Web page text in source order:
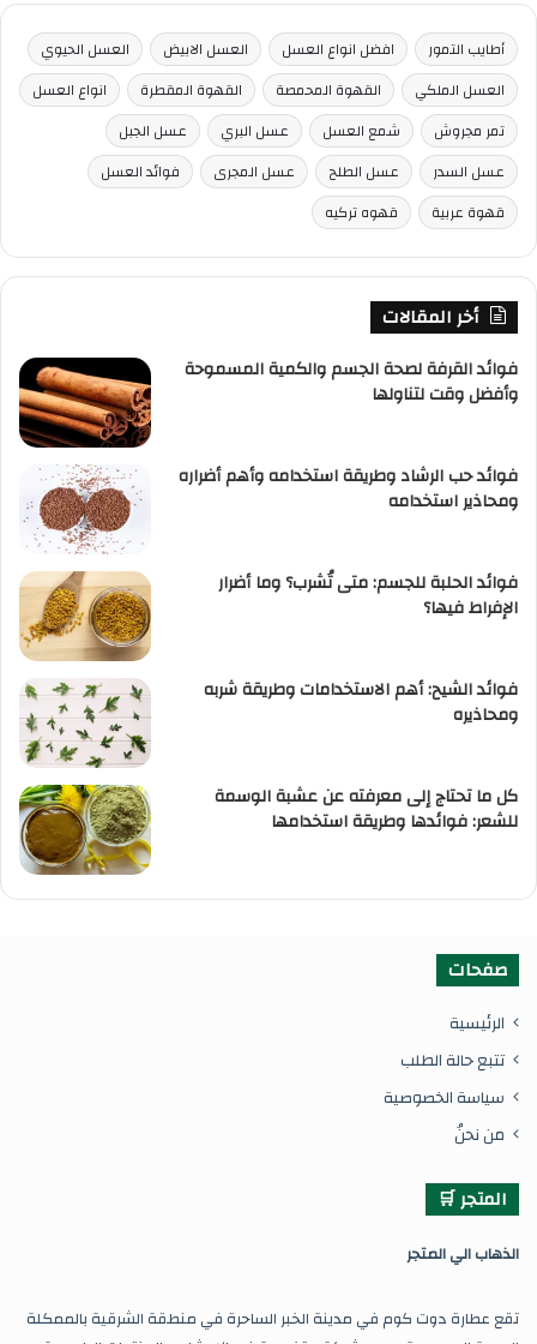
أطايب التمور افضل انواع العسل العسل الابيض
العسل الحيوي
العسل الملكي
القهوة المحمصة القهوة المقطرة
انواع العسل
تمر مجروش
شمع العسل عسل البري
عسل الجبل
عسل السدر
عسل الطلح عسل المجرى
فوائد العسل
قهوة عربية
قهوه تركيه
أخر المقالات
فوائد القرفة لصحة الجسم والكمية المسموحة
وأفضل وقت لتناولها
فوائد حب الرشاد وطريقة استخدامه وأهم أضراره
ومحاذير استخدامه
فوائد الحلبة للجسم: متى تُشرب؟ وما أضرار
الإفراط فيها؟
فوائد الشيح: أهم الاستخدامات وطريقة شربه
ومحاذيره
كل ما تحتاج إلى معرفته عن عشبة الوسمة
للشعر: فوائدها وطريقة استخدامها
صفحات
الرئيسية
تتبع حالة الطلب
سياسة الخصوصية
من نحنُ
المتجر 🛒
الذهاب الي المتجر
تقع عطارة دوت كوم في مدينة الخبر الساحرة في منطقة الشرقية بالممكلة